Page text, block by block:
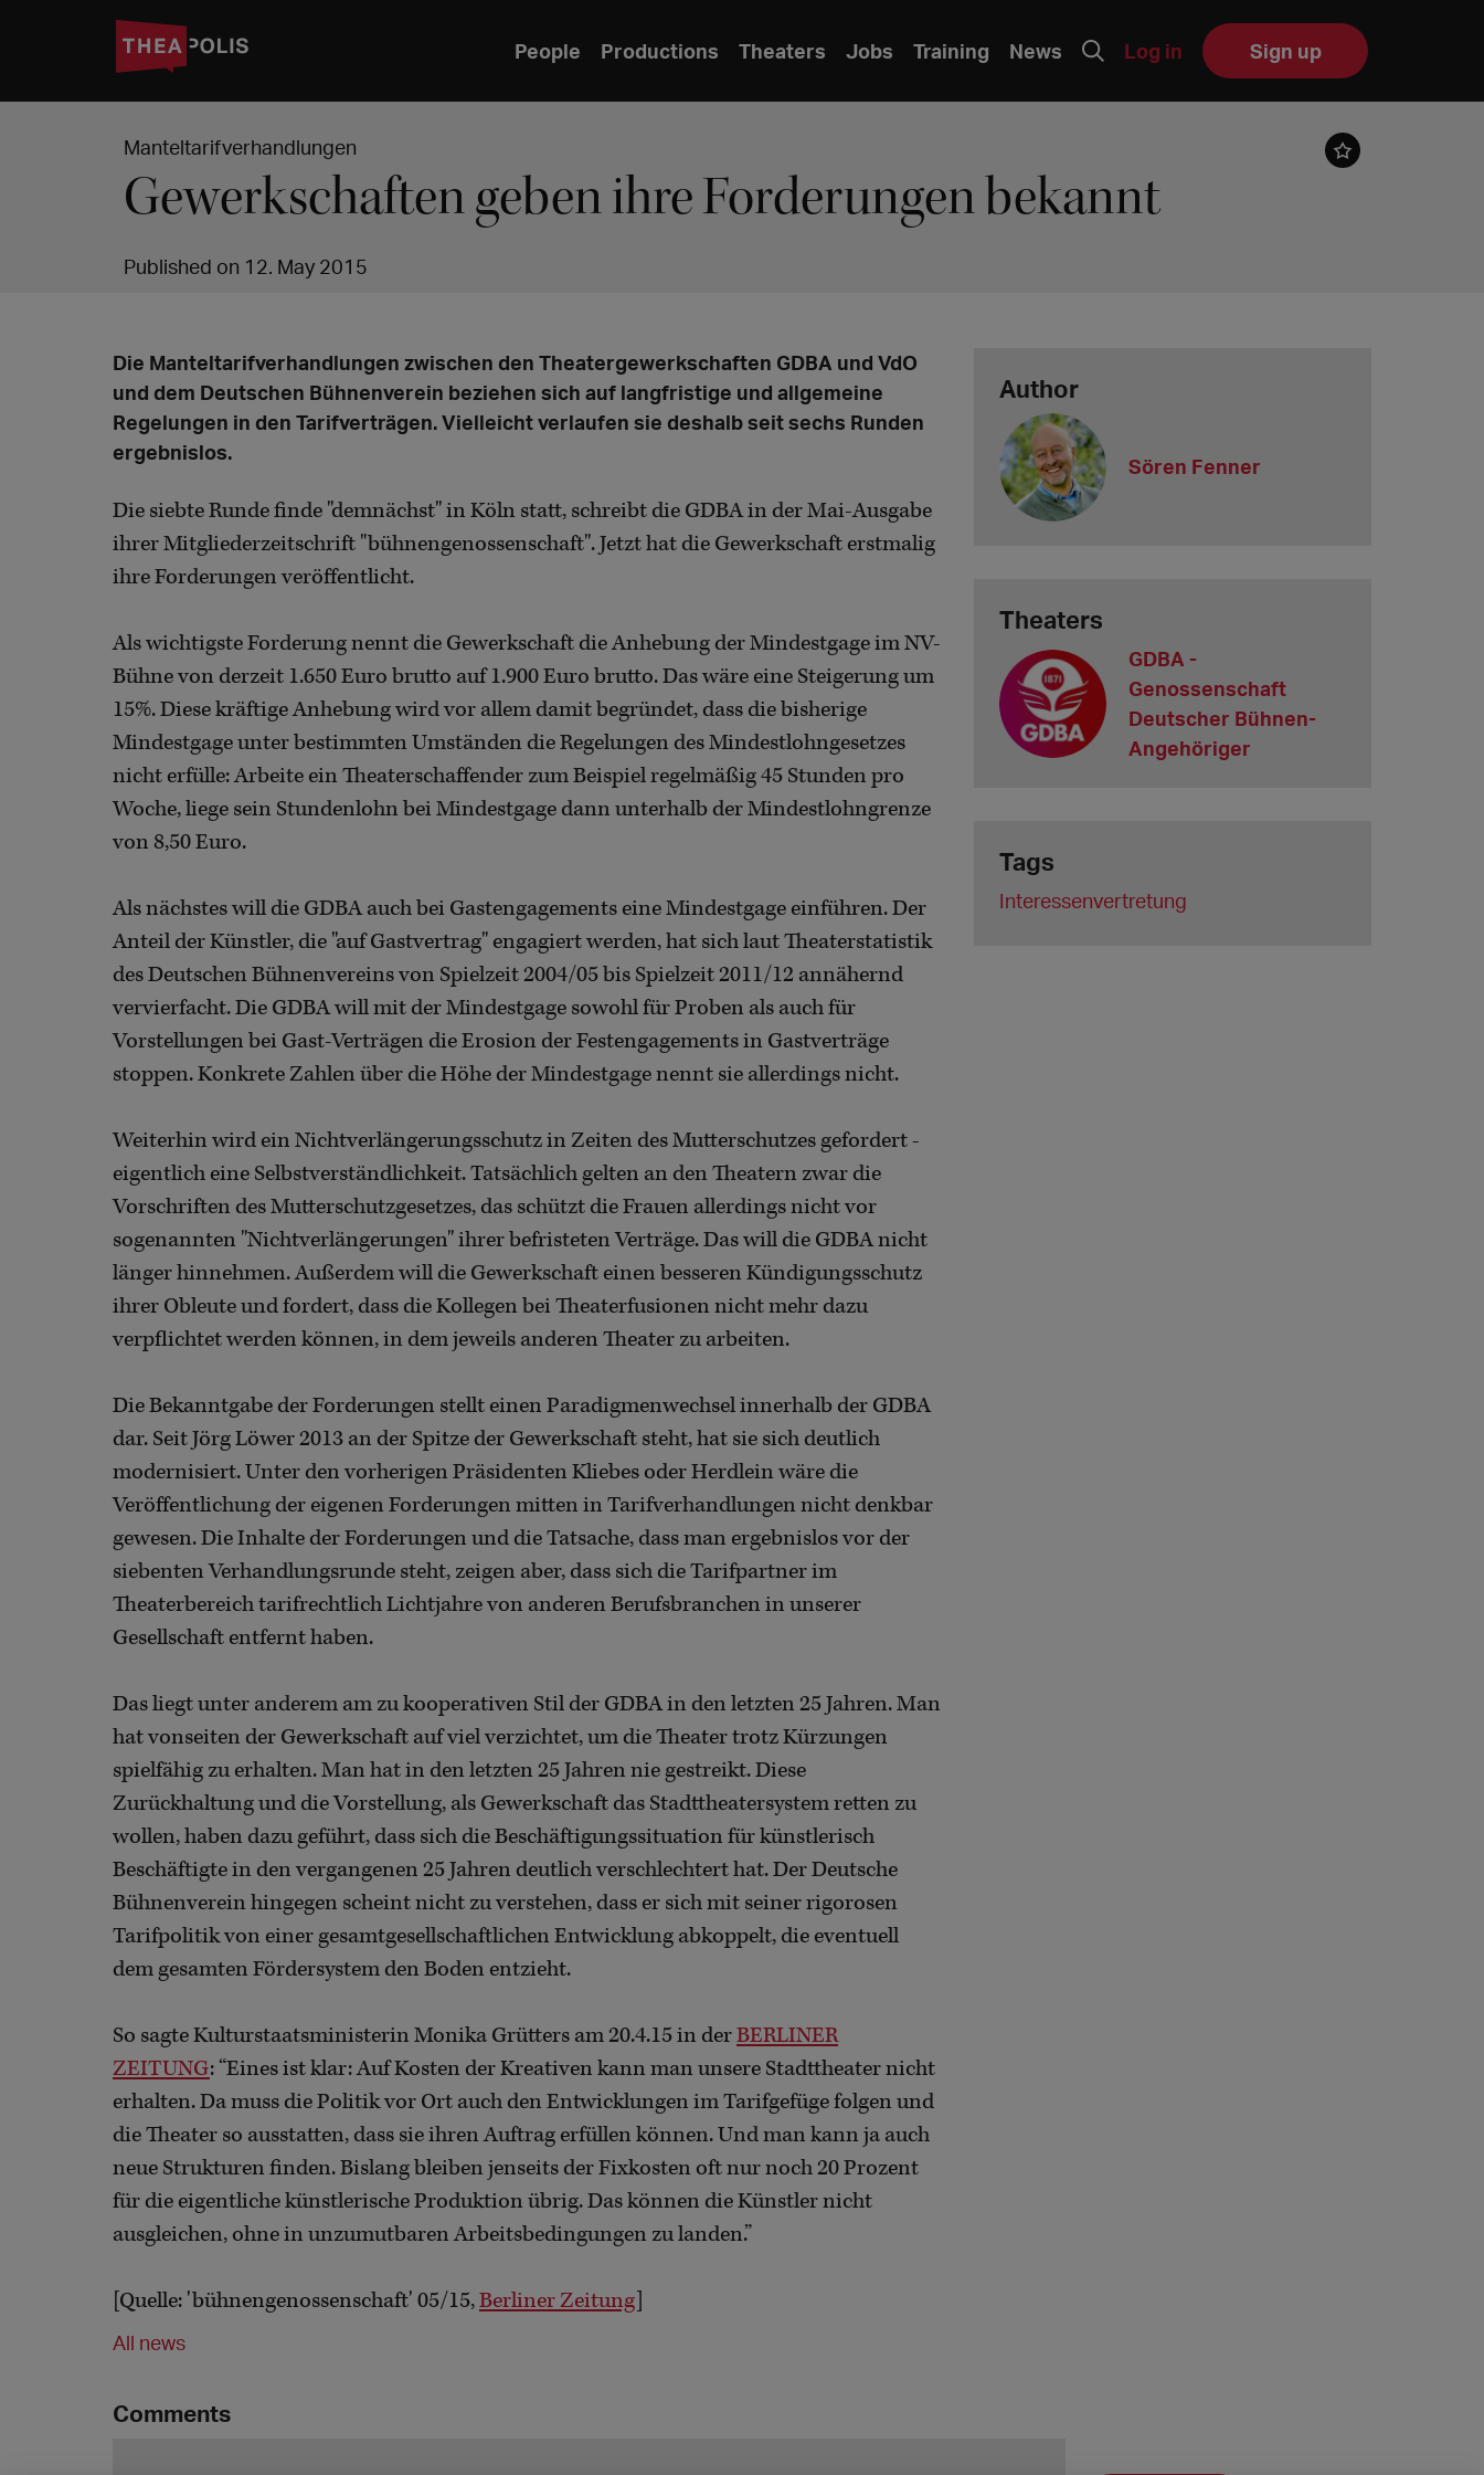
People Productions Theaters Jobs Training News Log in Sign up
Manteltarifverhandlungen
Gewerkschaften geben ihre Forderungen bekannt
Published on 12. May 2015
Die Manteltarifverhandlungen zwischen den Theatergewerkschaften GDBA und VdO
und dem Deutschen Bühnenverein beziehen sich auf langfristige und allgemeine
Regelungen in den Tarifverträgen. Vielleicht verlaufen sie deshalb seit sechs Runden
ergebnislos.
Die siebte Runde finde "demnächst" in Köln statt, schreibt die GDBA in der Mai-Ausgabe
ihrer Mitgliederzeitschrift "bühnengenossenschaft". Jetzt hat die Gewerkschaft erstmalig
ihre Forderungen veröffentlicht.
Als wichtigste Forderung nennt die Gewerkschaft die Anhebung der Mindestgage im NV-
Bühne von derzeit 1.650 Euro brutto auf 1.900 Euro brutto. Das wäre eine Steigerung um
15%. Diese kräftige Anhebung wird vor allem damit begründet, dass die bisherige
Mindestgage unter bestimmten Umständen die Regelungen des Mindestlohngesetzes
nicht erfülle: Arbeite ein Theaterschaffender zum Beispiel regelmäßig 45 Stunden pro
Woche, liege sein Stundenlohn bei Mindestgage dann unterhalb der Mindestlohngrenze
von 8,50 Euro.
Als nächstes will die GDBA auch bei Gastengagements eine Mindestgage einführen. Der
Anteil der Künstler, die "auf Gastvertrag" engagiert werden, hat sich laut Theaterstatistik
des Deutschen Bühnenvereins von Spielzeit 2004/05 bis Spielzeit 2011/12 annähernd
vervierfacht. Die GDBA will mit der Mindestgage sowohl für Proben als auch für
Vorstellungen bei Gast-Verträgen die Erosion der Festengagements in Gastverträge
stoppen. Konkrete Zahlen über die Höhe der Mindestgage nennt sie allerdings nicht.
Weiterhin wird ein Nichtverlängerungsschutz in Zeiten des Mutterschutzes gefordert -
eigentlich eine Selbstverständlichkeit. Tatsächlich gelten an den Theatern zwar die
Vorschriften des Mutterschutzgesetzes, das schützt die Frauen allerdings nicht vor
sogenannten "Nichtverlängerungen" ihrer befristeten Verträge. Das will die GDBA nicht
länger hinnehmen. Außerdem will die Gewerkschaft einen besseren Kündigungsschutz
ihrer Obleute und fordert, dass die Kollegen bei Theaterfusionen nicht mehr dazu
verpflichtet werden können, in dem jeweils anderen Theater zu arbeiten.
Die Bekanntgabe der Forderungen stellt einen Paradigmenwechsel innerhalb der GDBA
dar. Seit Jörg Löwer 2013 an der Spitze der Gewerkschaft steht, hat sie sich deutlich
modernisiert. Unter den vorherigen Präsidenten Kliebes oder Herdlein wäre die
Veröffentlichung der eigenen Forderungen mitten in Tarifverhandlungen nicht denkbar
gewesen. Die Inhalte der Forderungen und die Tatsache, dass man ergebnislos vor der
siebenten Verhandlungsrunde steht, zeigen aber, dass sich die Tarifpartner im
Theaterbereich tarifrechtlich Lichtjahre von anderen Berufsbranchen in unserer
Gesellschaft entfernt haben.
Das liegt unter anderem am zu kooperativen Stil der GDBA in den letzten 25 Jahren. Man
hat vonseiten der Gewerkschaft auf viel verzichtet, um die Theater trotz Kürzungen
spielfähig zu erhalten. Man hat in den letzten 25 Jahren nie gestreikt. Diese
Zurückhaltung und die Vorstellung, als Gewerkschaft das Stadttheatersystem retten zu
wollen, haben dazu geführt, dass sich die Beschäftigungssituation für künstlerisch
Beschäftigte in den vergangenen 25 Jahren deutlich verschlechtert hat. Der Deutsche
Bühnenverein hingegen scheint nicht zu verstehen, dass er sich mit seiner rigorosen
Tarifpolitik von einer gesamtgesellschaftlichen Entwicklung abkoppelt, die eventuell
dem gesamten Fördersystem den Boden entzieht.
So sagte Kulturstaatsministerin Monika Grütters am 20.4.15 in derBERLINER
ZEITUNG: “Eines ist klar: Auf Kosten der Kreativen kann man unsere Stadttheater nicht
erhalten. Da muss die Politik vor Ort auch den Entwicklungen im Tarifgefüge folgen und
die Theater so ausstatten, dass sie ihren Auftrag erfüllen können. Und man kann ja auch
neue Strukturen finden. Bislang bleiben jenseits der Fixkosten oft nur noch 20 Prozent
für die eigentliche künstlerische Produktion übrig. Das können die Künstler nicht
ausgleichen, ohne in unzumutbaren Arbeitsbedingungen zu landen.”
[Quelle: 'bühnengenossenschaft' 05/15,Berliner Zeitung
All news
Author
Sören Fenner
Theaters
GDBA -
Genossenschaft
Deutscher Bühnen-
Angehöriger
Tags
Interessenvertretung
Comments